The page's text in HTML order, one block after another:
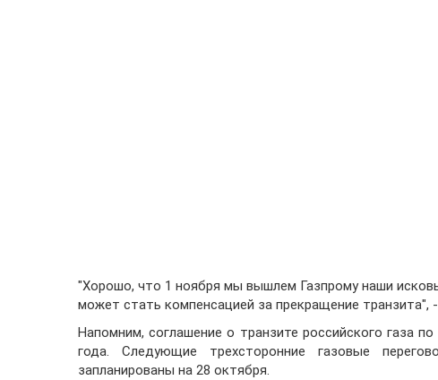
"Хорошо, что 1 ноября мы вышлем Газпрому наши
может стать компенсацией за прекращение транзита",
Напомним, соглашение о транзите российского газа
года. Следующие трехсторонние газовые
запланированы на 28 октября.